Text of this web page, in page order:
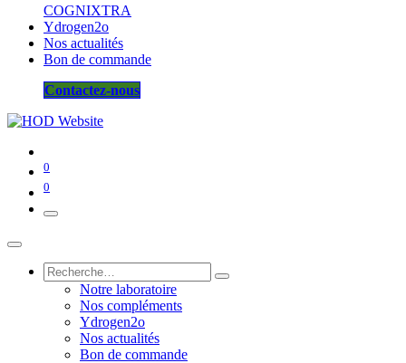
COGNIXTRA
Ydrogen2o
Nos actualités
Bon de commande
Contactez-nous
0
0
Notre laboratoire
Nos compléments
Ydrogen2o
Nos actualités
Bon de commande